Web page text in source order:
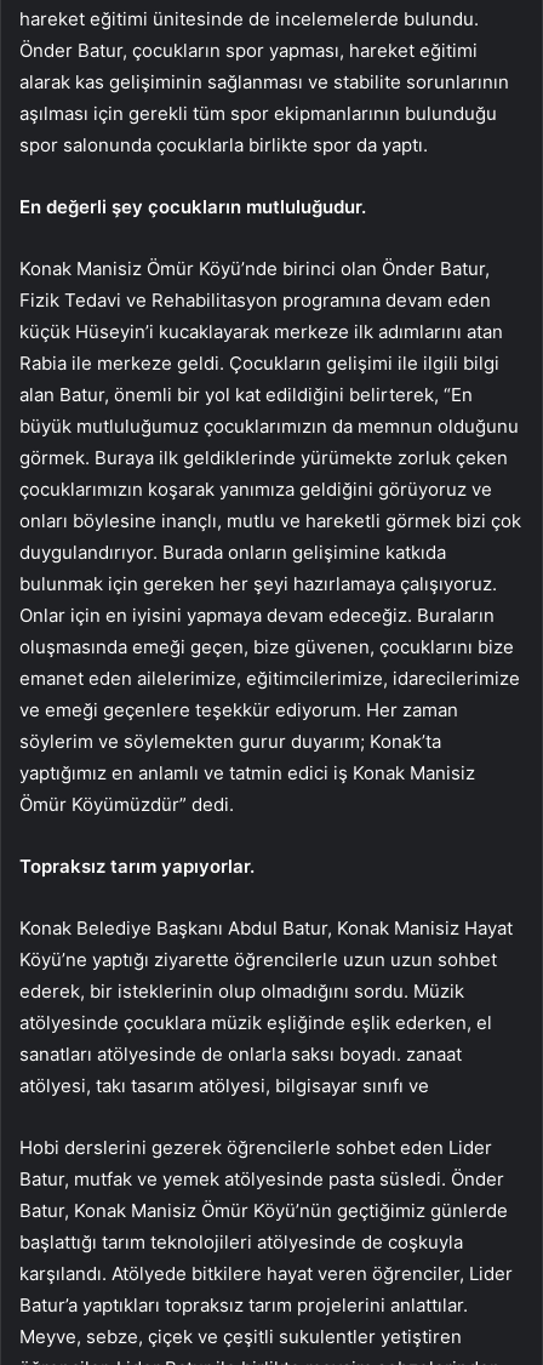
hareket eğitimi ünitesinde de incelemelerde bulundu.
Önder Batur, çocukların spor yapması, hareket eğitimi
alarak kas gelişiminin sağlanması ve stabilite sorunlarının
aşılması için gerekli tüm spor ekipmanlarının bulunduğu
spor salonunda çocuklarla birlikte spor da yaptı.
En değerli şey çocukların mutluluğudur.
Konak Manisiz Ömür Köyü’nde birinci olan Önder Batur,
Fizik Tedavi ve Rehabilitasyon programına devam eden
küçük Hüseyin’i kucaklayarak merkeze ilk adımlarını atan
Rabia ile merkeze geldi. Çocukların gelişimi ile ilgili bilgi
alan Batur, önemli bir yol kat edildiğini belirterek, “En
büyük mutluluğumuz çocuklarımızın da memnun olduğunu
görmek. Buraya ilk geldiklerinde yürümekte zorluk çeken
çocuklarımızın koşarak yanımıza geldiğini görüyoruz ve
onları böylesine inançlı, mutlu ve hareketli görmek bizi çok
duygulandırıyor. Burada onların gelişimine katkıda
bulunmak için gereken her şeyi hazırlamaya çalışıyoruz.
Onlar için en iyisini yapmaya devam edeceğiz. Buraların
oluşmasında emeği geçen, bize güvenen, çocuklarını bize
emanet eden ailelerimize, eğitimcilerimize, idarecilerimize
ve emeği geçenlere teşekkür ediyorum. Her zaman
söylerim ve söylemekten gurur duyarım; Konak’ta
yaptığımız en anlamlı ve tatmin edici iş Konak Manisiz
Ömür Köyümüzdür” dedi.
Topraksız tarım yapıyorlar.
Konak Belediye Başkanı Abdul Batur, Konak Manisiz Hayat
Köyü’ne yaptığı ziyarette öğrencilerle uzun uzun sohbet
ederek, bir isteklerinin olup olmadığını sordu. Müzik
atölyesinde çocuklara müzik eşliğinde eşlik ederken, el
sanatları atölyesinde de onlarla saksı boyadı. zanaat
atölyesi, takı tasarım atölyesi, bilgisayar sınıfı ve
Hobi derslerini gezerek öğrencilerle sohbet eden Lider
Batur, mutfak ve yemek atölyesinde pasta süsledi. Önder
Batur, Konak Manisiz Ömür Köyü’nün geçtiğimiz günlerde
başlattığı tarım teknolojileri atölyesinde de coşkuyla
karşılandı. Atölyede bitkilere hayat veren öğrenciler, Lider
Batur’a yaptıkları topraksız tarım projelerini anlattılar.
Meyve, sebze, çiçek ve çeşitli sukulentler yetiştiren